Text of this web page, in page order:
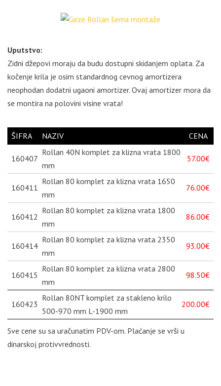
Uputstvo:
Zidni džepovi moraju da budu dostupni skidanjem oplata. Za
kočenje krila je osim standardnog cevnog amortizera
neophodan dodatni ugaoni amortizer. Ovaj amortizer mora da
se montira na polovini visine vrata!
ŠIFRA NAZIV CENA
160407
Rollan 40N komplet za klizna vrata 1800
mm
57.00€
160411
Rollan 80 komplet za klizna vrata 1650
mm
76.00€
160412
Rollan 80 komplet za klizna vrata 1800
mm
86.00€
160414
Rollan 80 komplet za klizna vrata 2350
mm
93.00€
160415
Rollan 80 komplet za klizna vrata 2800
mm
98.50€
160423
Rollan 80NT komplet za stakleno krilo
500-970 mm L-1900 mm
200.00€
Sve cene su sa uračunatim PDV-om. Plaćanje se vrši u
dinarskoj protivvrednosti.